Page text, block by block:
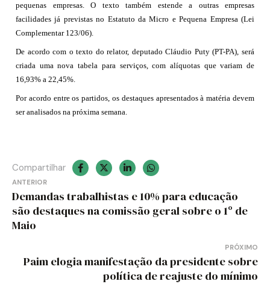
pequenas empresas. O texto também estende a outras empresas
facilidades já previstas no Estatuto da Micro e Pequena Empresa (Lei
Complementar 123/06).
De acordo com o texto do relator, deputado Cláudio Puty (PT-PA), será
criada uma nova tabela para serviços, com alíquotas que variam de
16,93% a 22,45%.
Por acordo entre os partidos, os destaques apresentados à matéria devem
ser analisados na próxima semana.
Compartilhar
Navegação
de
ANTERIOR
Demandas trabalhistas e 10% para educação
são destaques na comissão geral sobre o 1º de
Maio
PRÓXIMO
Paim elogia manifestação da presidente sobre
política de reajuste do mínimo